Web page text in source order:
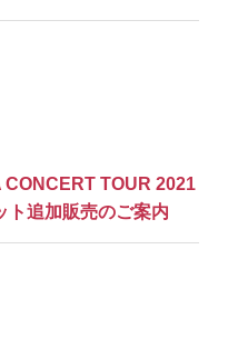
CONCERT TOUR 2021
ト追加販売のご案内